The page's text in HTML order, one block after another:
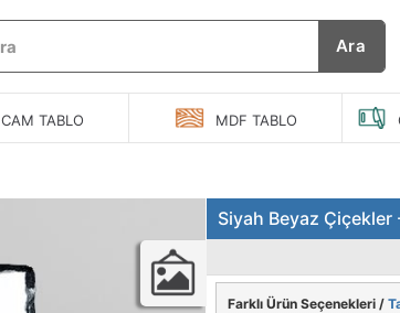
Ara
CAM TABLO MDF TABLO
Siyah Beyaz Çiçekler
Farklı Ürün Seçenekleri /